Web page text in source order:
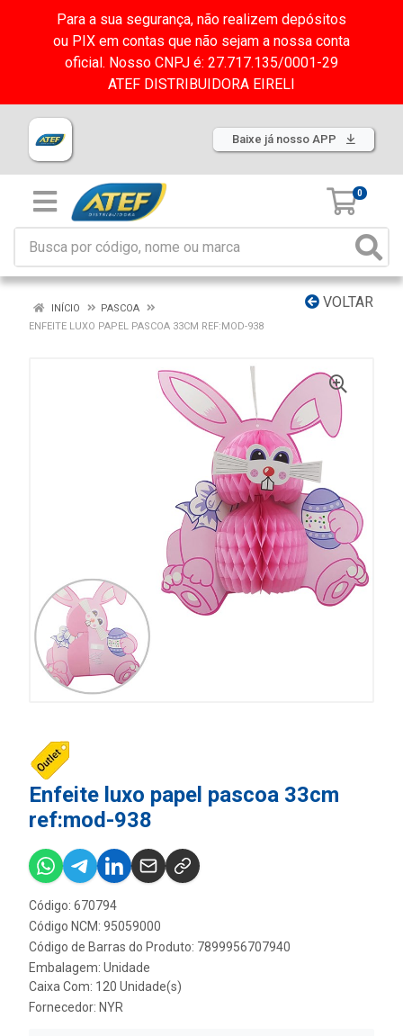
Para a sua segurança, não realizem depósitos
ou PIX em contas que não sejam a nossa conta
oficial. Nosso CNPJ é: 27.717.135/0001-29
ATEF DISTRIBUIDORA EIRELI
Baixe já nosso APP
0
VOLTAR
INÍCIO
PASCOA
ENFEITE LUXO PAPEL PASCOA 33CM REF:MOD-938
Enfeite luxo papel pascoa 33cm
ref:mod-938
Código: 670794
Código NCM: 95059000
Código de Barras do Produto: 7899956707940
Embalagem: Unidade
Caixa Com: 120 Unidade(s)
Fornecedor: NYR